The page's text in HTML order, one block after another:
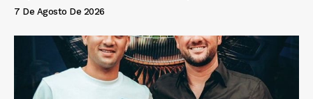
7 De Agosto De 2026